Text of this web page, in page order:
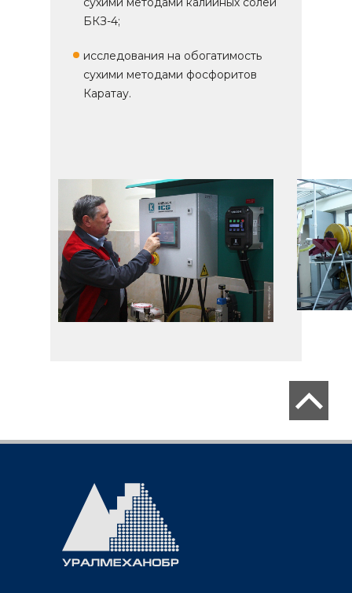
БКЗ-4;
исследования на обогатимость
сухими методами фосфоритов
Каратау.